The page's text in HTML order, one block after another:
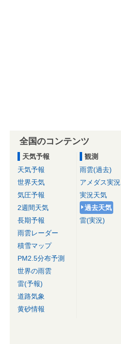
全国のコンテンツ
天気予報
天気予報
世界天気
気圧予報
2週間天気
長期予報
雨雲レーダー
積雪マップ
PM2.5分布予測
世界の雨雲
雷(予報)
道路気象
黄砂情報
観測
雨雲(過去)
アメダス実況
実況天気
過去天気
雷(実況)